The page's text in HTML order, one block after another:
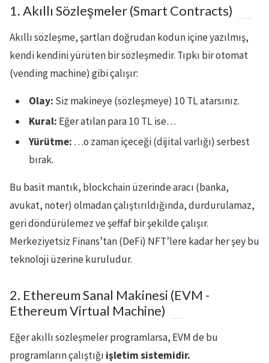
1. Akıllı Sözleşmeler (Smart Contracts)
Akıllı sözleşme, şartları doğrudan kodun içine yazılmış,
kendi kendini yürüten bir sözleşmedir. Tıpkı bir otomat
(vending machine) gibi çalışır:
Olay: Siz makineye (sözleşmeye) 10 TL atarsınız.
Kural: Eğer atılan para 10 TL ise…
Yürütme: …o zaman içeceği (dijital varlığı) serbest
bırak.
Bu basit mantık, blockchain üzerinde aracı (banka,
avukat, noter) olmadan çalıştırıldığında, durdurulamaz,
geri döndürülemez ve şeffaf bir şekilde çalışır.
Merkeziyetsiz Finans’tan (DeFi) NFT’lere kadar her şey bu
teknoloji üzerine kuruludur.
2. Ethereum Sanal Makinesi (EVM -
Ethereum Virtual Machine)
Eğer akıllı sözleşmeler programlarsa, EVM de bu
programların çalıştığı işletim sistemidir.